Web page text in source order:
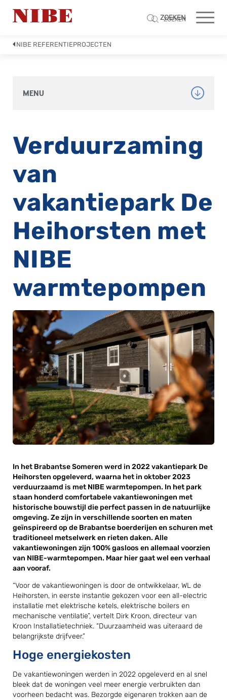
ZOEKEN
ZOEKEN
NIBE REFERENTIEPROJECTEN
MENU
Verduurzaming
van
vakantiepark De
Heihorsten met
NIBE
warmtepompen
In het Brabantse Someren werd in 2022 vakantiepark De
Heihorsten opgeleverd, waarna het in oktober 2023
verduurzaamd is met NIBE warmtepompen. In het park
staan honderd comfortabele vakantiewoningen met
historische bouwstijl die perfect passen in de natuurlijke
omgeving. Ze zijn in verschillende soorten en maten
geïnspireerd op de Brabantse boerderijen en schuren met
traditioneel metselwerk en rieten daken. Alle
vakantiewoningen zijn 100% gasloos en allemaal voorzien
van NIBE-warmtepompen. Maar hier gaat wel een verhaal
aan vooraf.
“Voor de vakantiewoningen is door de ontwikkelaar, WL de
Heihorsten, in eerste instantie gekozen voor een all-electric
installatie met elektrische ketels, elektrische boilers en
mechanische ventilatie”, vertelt Dirk Kroon, directeur van
Kroon Installatietechniek. “Duurzaamheid was uiteraard de
belangrijkste drijfveer.”
Hoge energiekosten
De vakantiewoningen werden in 2022 opgeleverd en al snel
bleek dat de woningen veel meer energie verbruikten dan
voorheen bedacht was. Bezorgde eigenaren trokken aan de